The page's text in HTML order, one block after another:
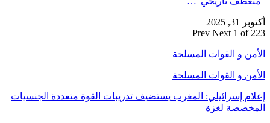
أكتوبر 31, 2025
Prev Next 1 of 223
الأمن و القوات المسلحة
الأمن و القوات المسلحة
إعلام إسرائيلي: المغرب يستضيف تدريبات القوة متعددة الجنسيات
المخصصة لغزة